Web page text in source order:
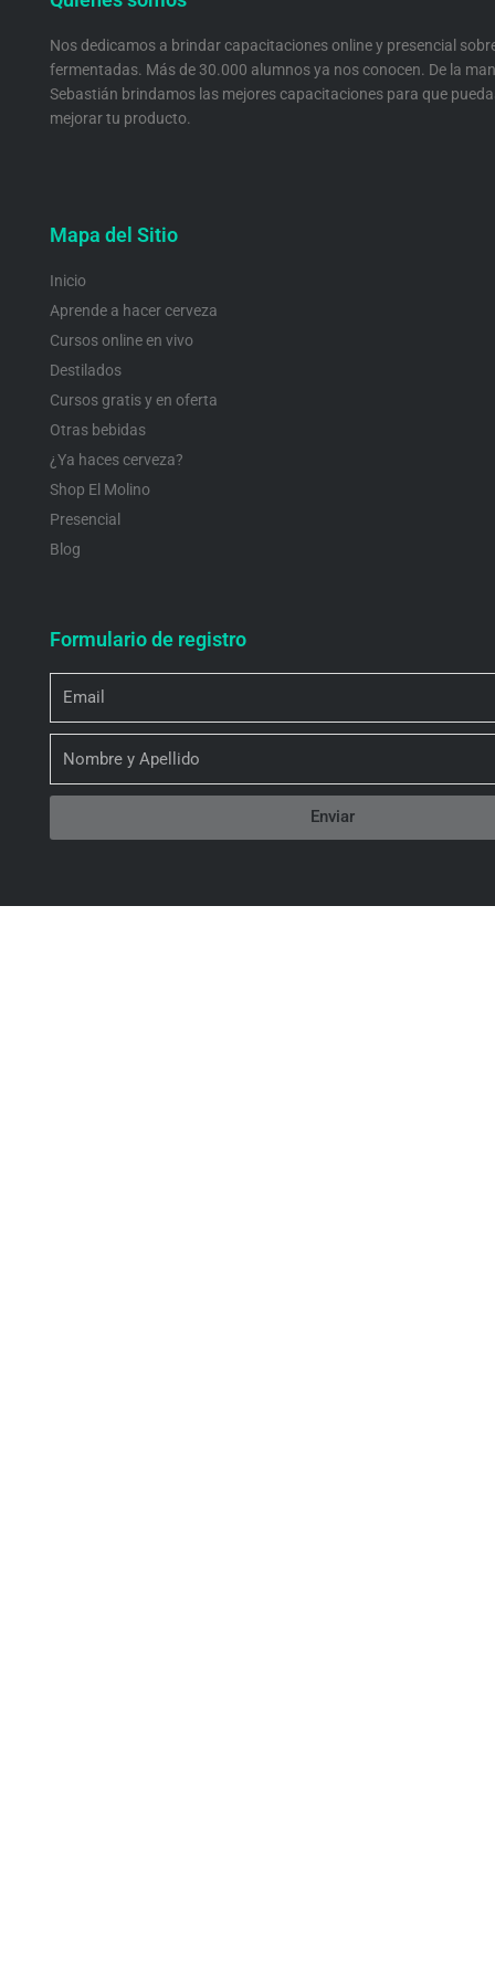
m
Nos dedicamos a brindar capacitaciones online y presencial
fermentadas. Más de 30.000 alumnos ya nos conocen. De la
Sebastián brindamos las mejores capacitaciones para que
mejorar tu producto.
Mapa del Sitio
Inicio
Aprende a hacer cerveza
Cursos online en vivo
Destilados
Cursos gratis y en oferta
Otras bebidas
¿Ya haces cerveza?
Shop El Molino
Presencial
Blog
Formulario de registro
Enviar